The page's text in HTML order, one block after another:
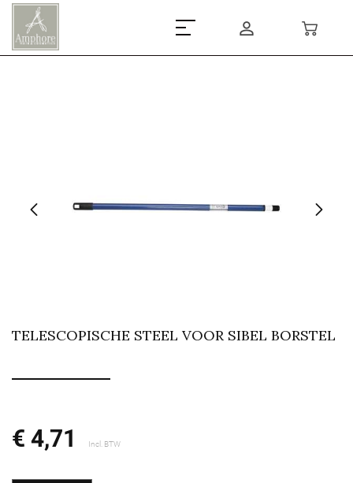
TELESCOPISCHE STEEL VOOR SIBEL BORSTEL
€ 4,71 Incl. BTW